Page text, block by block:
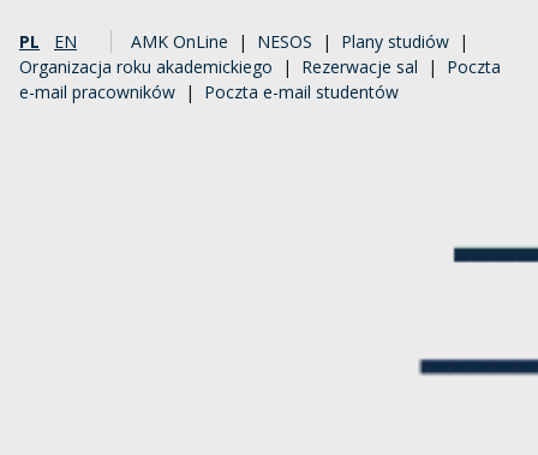
PL EN AMK OnLine | NESOS | Plany studiów |
Organizacja roku akademickiego | Rezerwacje sal | Poczta
e-mail pracowników | Poczta e-mail studentów